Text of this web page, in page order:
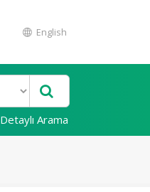
English
Detaylı Arama